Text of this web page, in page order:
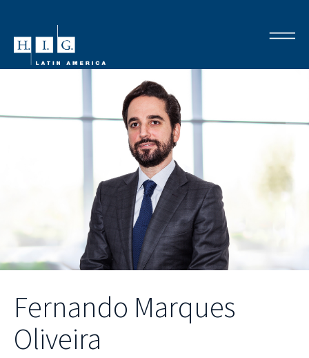
Fernando Marques
Oliveira